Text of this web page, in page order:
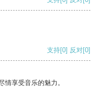
支持[0] 反对[0]
情享受音乐的魅力。